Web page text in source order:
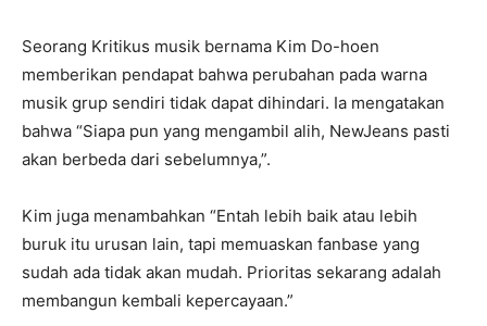
Seorang Kritikus musik bernama Kim Do-hoen
memberikan pendapat bahwa perubahan pada warna
musik grup sendiri tidak dapat dihindari. Ia mengatakan
bahwa “Siapa pun yang mengambil alih, NewJeans pasti
akan berbeda dari sebelumnya,”.
Kim juga menambahkan “Entah lebih baik atau lebih
buruk itu urusan lain, tapi memuaskan fanbase yang
sudah ada tidak akan mudah. Prioritas sekarang adalah
membangun kembali kepercayaan.”